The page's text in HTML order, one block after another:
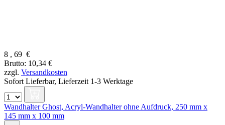
8 , 69 €
Brutto: 10,34 €
zzgl. Versandkosten
Sofort Lieferbar, Lieferzeit 1-3 Werktage
Wandhalter Ghost, Acryl-Wandhalter ohne Aufdruck, 250 mm x
145 mm x 100 mm